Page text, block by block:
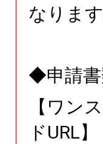
なりま
◆申請
【ワン
ドURL】